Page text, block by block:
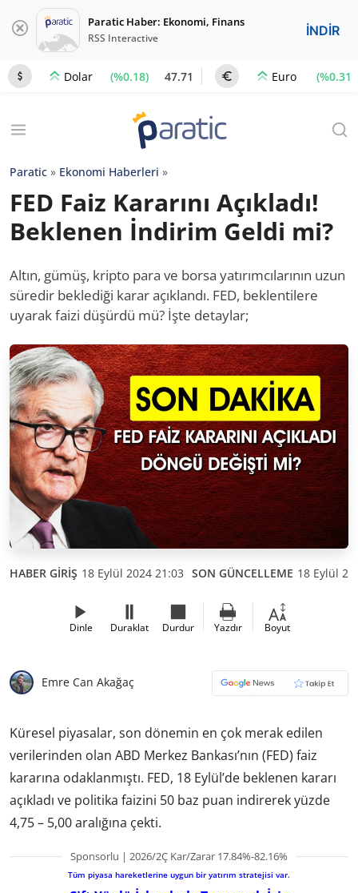
Paratic Haber: Ekonomi, Finans
RSS Interactive İNDİR
Dolar (%0.18) 47.71 Euro (%0.31)
Paratic » Ekonomi Haberleri »
FED Faiz Kararını Açıkladı!
Beklenen İndirim Geldi mi?
Altın, gümüş, kripto para ve borsa yatırımcılarının uzun
süredir beklediği karar açıklandı. FED, beklentilere
uyarak faizi düşürdü mü? İşte detaylar;
HABER GİRİŞ 18 Eylül 2024 21:03 SON GÜNCELLEME 18 Eylül
Dinle Duraklat Durdur Yazdır Boyut
Emre Can Akağaç
Küresel piyasalar, son dönemin en çok merak edilen
verilerinden olan ABD Merkez Bankası’nın (FED) faiz
kararına odaklanmıştı. FED, 18 Eylül’de beklenen kararı
açıkladı ve politika faizini 50 baz puan indirerek yüzde
4,75 – 5,00 aralığına çekti.
Sponsorlu | 2026/2Ç Kar/Zarar 17.84%-82.16%
Tüm piyasa hareketlerine uygun bir yatırım stratejisi var.